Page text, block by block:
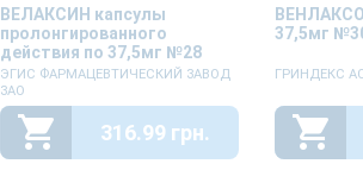
ВЕЛАКСИН капсулы
пролонгированного
действия по 37,5мг №28
ЭГИС ФАРМАЦЕВТИЧЕСКИЙ ЗАВОД
ЗАО
316.99 грн.
37,5мг
ГРИНДЕКС